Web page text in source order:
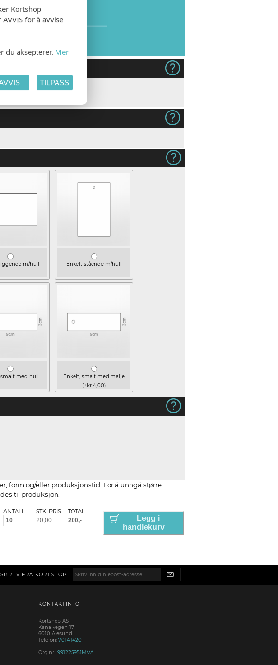
KASSE
navn i produkt
m/hull Enkelt stående m/hull
smalt med hull
Enkelt, smalt med malje
(+kr 4,00)
form og/eller produksjonstid. For å unngå større
til produksjon.
ANTALL STK. PRIS TOTAL
Legg i
handlekurv
FRA KORTSHOP
KONTAKTINFO
Kortshop AS
Kanalvegen 17
6010 Ålesund
Telefon: 70141420
Org.nr.: 991225951MVA
Kortshop
for å avvise
du aksepterer. Mer
TILPASS